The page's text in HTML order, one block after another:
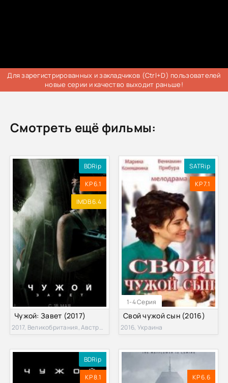
Для зарегистрированных и закладчиков (Ctrl+D) пользователей
новые серии и качество выходит раньше!
Смотреть ещё фильмы:
BDRip
KP 6.1
IMDB 6.4
Чужой: Завет (2017)
2017, Великобритания, Австралия, Новая Зеландия, США
1-4 Серия
SATRip
KP 7.1
Свой чужой сын (2016)
2016, Украина
BDRip
KP 8.1 KP 6.6